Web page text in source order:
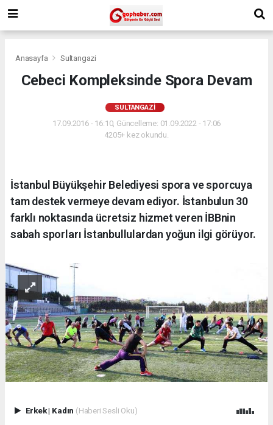
Anasayfa Sultangazi
Cebeci Kompleksinde Spora Devam
SULTANGAZI
17.09.2016 - 16:10, Güncelleme: 01.09.2022 - 17:06
4205+ kez okundu.
İstanbul Büyükşehir Belediyesi spora ve sporcuya
tam destek vermeye devam ediyor. İstanbulun 30
farklı noktasında ücretsiz hizmet veren İBBnin
sabah sporları İstanbullulardan yoğun ilgi görüyor.
Erkek| Kadın (Haberi Sesli Oku)